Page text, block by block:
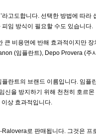
라고도합니다. 선택한 방법에 따
임 방식이 필요할 수도 있습니다.
큰 비용면에 반해 효과적이지만
(임플란트), Depo Provera (
란트의 브랜드 이름입니다. 임
신을 방지하기 위해 천천히 호르
상 효과적입니다.
로 판매됩니다. 그것은